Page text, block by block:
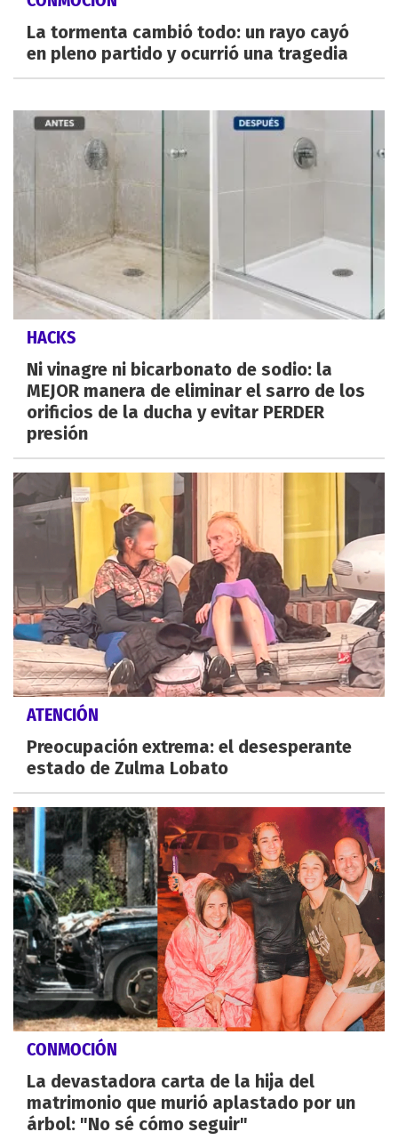
La tormenta cambió todo: un rayo cayó
en pleno partido y ocurrió una tragedia
HACKS
Ni vinagre ni bicarbonato de sodio: la
MEJOR manera de eliminar el sarro de los
orificios de la ducha y evitar PERDER
presión
ATENCIÓN
Preocupación extrema: el desesperante
estado de Zulma Lobato
CONMOCIÓN
La devastadora carta de la hija del
matrimonio que murió aplastado por un
árbol: "No sé cómo seguir"